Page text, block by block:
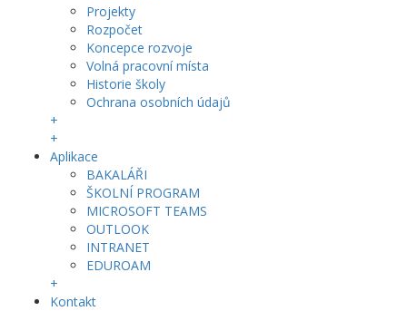
Projekty
Rozpočet
Koncepce rozvoje
Volná pracovní místa
Historie školy
Ochrana osobních údajů
+
+
Aplikace
BAKALÁŘI
ŠKOLNÍ PROGRAM
MICROSOFT TEAMS
OUTLOOK
INTRANET
EDUROAM
+
Kontakt